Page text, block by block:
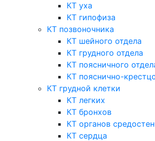
КТ уха
КТ гипофиза
КТ позвоночника
КТ шейного отдела
КТ грудного отдела
КТ поясничного
КТ пояснично-
КТ грудной клетки
КТ легких
КТ бронхов
КТ органов
КТ сердца